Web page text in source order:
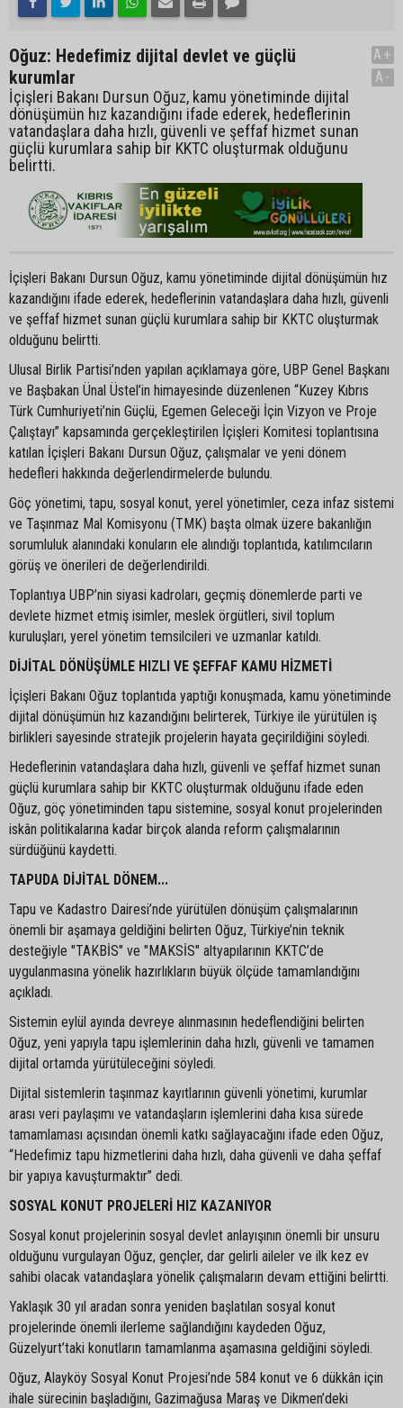
Oğuz: Hedefimiz dijital devlet ve güçlü
kurumlar
İçişleri Bakanı Dursun Oğuz, kamu yönetiminde dijital
dönüşümün hız kazandığını ifade ederek, hedeflerinin
vatandaşlara daha hızlı, güvenli ve şeffaf hizmet sunan
güçlü kurumlara sahip bir KKTC oluşturmak olduğunu
belirtti.
A+
A-
İçişleri Bakanı Dursun Oğuz, kamu yönetiminde dijital dönüşümün hız
kazandığını ifade ederek, hedeflerinin vatandaşlara daha hızlı, güvenli
ve şeffaf hizmet sunan güçlü kurumlara sahip bir KKTC oluşturmak
olduğunu belirtti.
Ulusal Birlik Partisi’nden yapılan açıklamaya göre, UBP Genel Başkanı
ve Başbakan Ünal Üstel’in himayesinde düzenlenen “Kuzey Kıbrıs
Türk Cumhuriyeti’nin Güçlü, Egemen Geleceği İçin Vizyon ve Proje
Çalıştayı” kapsamında gerçekleştirilen İçişleri Komitesi toplantısına
katılan İçişleri Bakanı Dursun Oğuz, çalışmalar ve yeni dönem
hedefleri hakkında değerlendirmelerde bulundu.
Göç yönetimi, tapu, sosyal konut, yerel yönetimler, ceza infaz sistemi
ve Taşınmaz Mal Komisyonu (TMK) başta olmak üzere bakanlığın
sorumluluk alanındaki konuların ele alındığı toplantıda, katılımcıların
görüş ve önerileri de değerlendirildi.
Toplantıya UBP’nin siyasi kadroları, geçmiş dönemlerde parti ve
devlete hizmet etmiş isimler, meslek örgütleri, sivil toplum
kuruluşları, yerel yönetim temsilcileri ve uzmanlar katıldı.
DİJİTAL DÖNÜŞÜMLE HIZLI VE ŞEFFAF KAMU HİZMETİ
İçişleri Bakanı Oğuz toplantıda yaptığı konuşmada, kamu yönetiminde
dijital dönüşümün hız kazandığını belirterek, Türkiye ile yürütülen iş
birlikleri sayesinde stratejik projelerin hayata geçirildiğini söyledi.
Hedeflerinin vatandaşlara daha hızlı, güvenli ve şeffaf hizmet sunan
güçlü kurumlara sahip bir KKTC oluşturmak olduğunu ifade eden
Oğuz, göç yönetiminden tapu sistemine, sosyal konut projelerinden
iskân politikalarına kadar birçok alanda reform çalışmalarının
sürdüğünü kaydetti.
TAPUDA DİJİTAL DÖNEM...
Tapu ve Kadastro Dairesi’nde yürütülen dönüşüm çalışmalarının
önemli bir aşamaya geldiğini belirten Oğuz, Türkiye’nin teknik
desteğiyle "TAKBİS" ve "MAKSİS" altyapılarının KKTC’de
uygulanmasına yönelik hazırlıkların büyük ölçüde tamamlandığını
açıkladı.
Sistemin eylül ayında devreye alınmasının hedeflendiğini belirten
Oğuz, yeni yapıyla tapu işlemlerinin daha hızlı, güvenli ve tamamen
dijital ortamda yürütüleceğini söyledi.
Dijital sistemlerin taşınmaz kayıtlarının güvenli yönetimi, kurumlar
arası veri paylaşımı ve vatandaşların işlemlerini daha kısa sürede
tamamlaması açısından önemli katkı sağlayacağını ifade eden Oğuz,
“Hedefimiz tapu hizmetlerini daha hızlı, daha güvenli ve daha şeffaf
bir yapıya kavuşturmaktır” dedi.
SOSYAL KONUT PROJELERİ HIZ KAZANIYOR
Sosyal konut projelerinin sosyal devlet anlayışının önemli bir unsuru
olduğunu vurgulayan Oğuz, gençler, dar gelirli aileler ve ilk kez ev
sahibi olacak vatandaşlara yönelik çalışmaların devam ettiğini belirtti.
Yaklaşık 30 yıl aradan sonra yeniden başlatılan sosyal konut
projelerinde önemli ilerleme sağlandığını kaydeden Oğuz,
Güzelyurt’taki konutların tamamlanma aşamasına geldiğini söyledi.
Oğuz, Alayköy Sosyal Konut Projesi’nde 584 konut ve 6 dükkân için
ihale sürecinin başladığını, Gazimağusa Maraş ve Dikmen’deki